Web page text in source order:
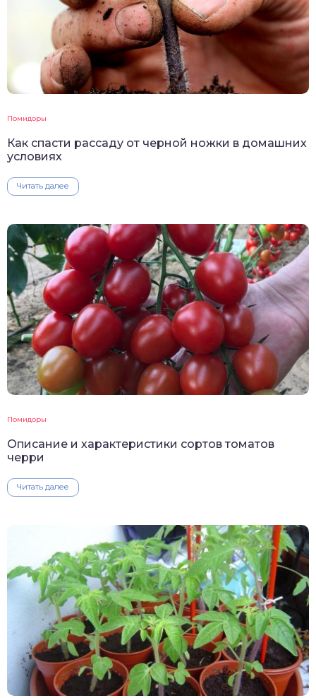
Помидоры
Как спасти рассаду от черной ножки в домашних
условиях
Читать далее
Помидоры
Описание и характеристики сортов томатов
черри
Читать далее